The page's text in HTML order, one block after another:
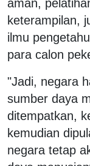
aman,
keterampilan,
ilmu
para calon
"Jadi, negara
sumber daya
ditempatkan,
kemudian
negara tetap